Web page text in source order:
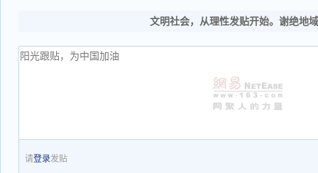
文明社会，从理性发贴开始。谢绝地
请登录发贴